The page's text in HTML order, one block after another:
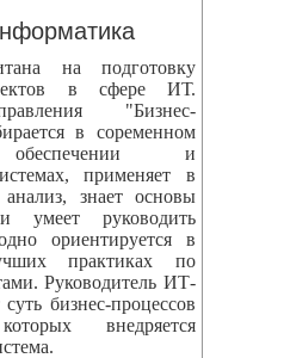
на подготовку
в сфере ИТ.
"Бизнес-
в соременном
обеспечении и
применяет в
знает основы
умеет руководить
ориентируется в
практиках по
Руководитель ИТ-
бизнес-процессов
внедряется